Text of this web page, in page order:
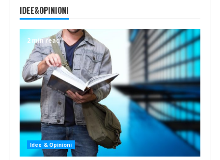
IDEE&OPINIONI
2 min read
Idee & Opinioni